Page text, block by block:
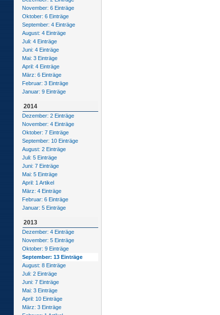
November: 6 Einträge
Oktober: 6 Einträge
September: 4 Einträge
August: 4 Einträge
Juli: 4 Einträge
Juni: 4 Einträge
Mai: 3 Einträge
April: 4 Einträge
März: 6 Einträge
Februar: 3 Einträge
Januar: 9 Einträge
2014
Dezember: 2 Einträge
November: 4 Einträge
Oktober: 7 Einträge
September: 10 Einträge
August: 2 Einträge
Juli: 5 Einträge
Juni: 7 Einträge
Mai: 5 Einträge
April: 1 Artikel
März: 4 Einträge
Februar: 6 Einträge
Januar: 5 Einträge
2013
Dezember: 4 Einträge
November: 5 Einträge
Oktober: 9 Einträge
September: 13 Einträge
August: 8 Einträge
Juli: 2 Einträge
Juni: 7 Einträge
Mai: 3 Einträge
April: 10 Einträge
März: 3 Einträge